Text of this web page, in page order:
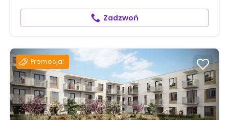
Zadzwoń
Promocja!